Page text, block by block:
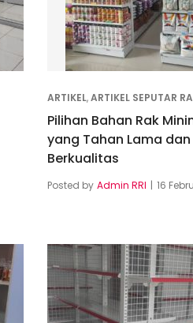
ARTIKEL,ARTIKEL SEPUTAR
Pilihan Bahan Rak
yang Tahan Lama dan
Berkualitas
Posted by Admin RRI 16